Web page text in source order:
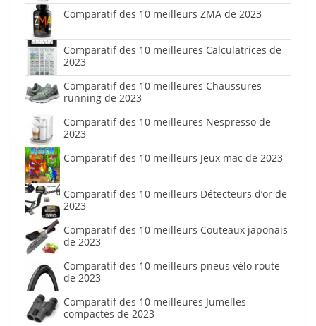
Comparatif des 10 meilleurs ZMA de 2023
Comparatif des 10 meilleures Calculatrices de
2023
Comparatif des 10 meilleures Chaussures
running de 2023
Comparatif des 10 meilleures Nespresso de
2023
Comparatif des 10 meilleurs Jeux mac de 2023
Comparatif des 10 meilleurs Détecteurs d’or de
2023
Comparatif des 10 meilleurs Couteaux japonais
de 2023
Comparatif des 10 meilleurs pneus vélo route
de 2023
Comparatif des 10 meilleures Jumelles
compactes de 2023